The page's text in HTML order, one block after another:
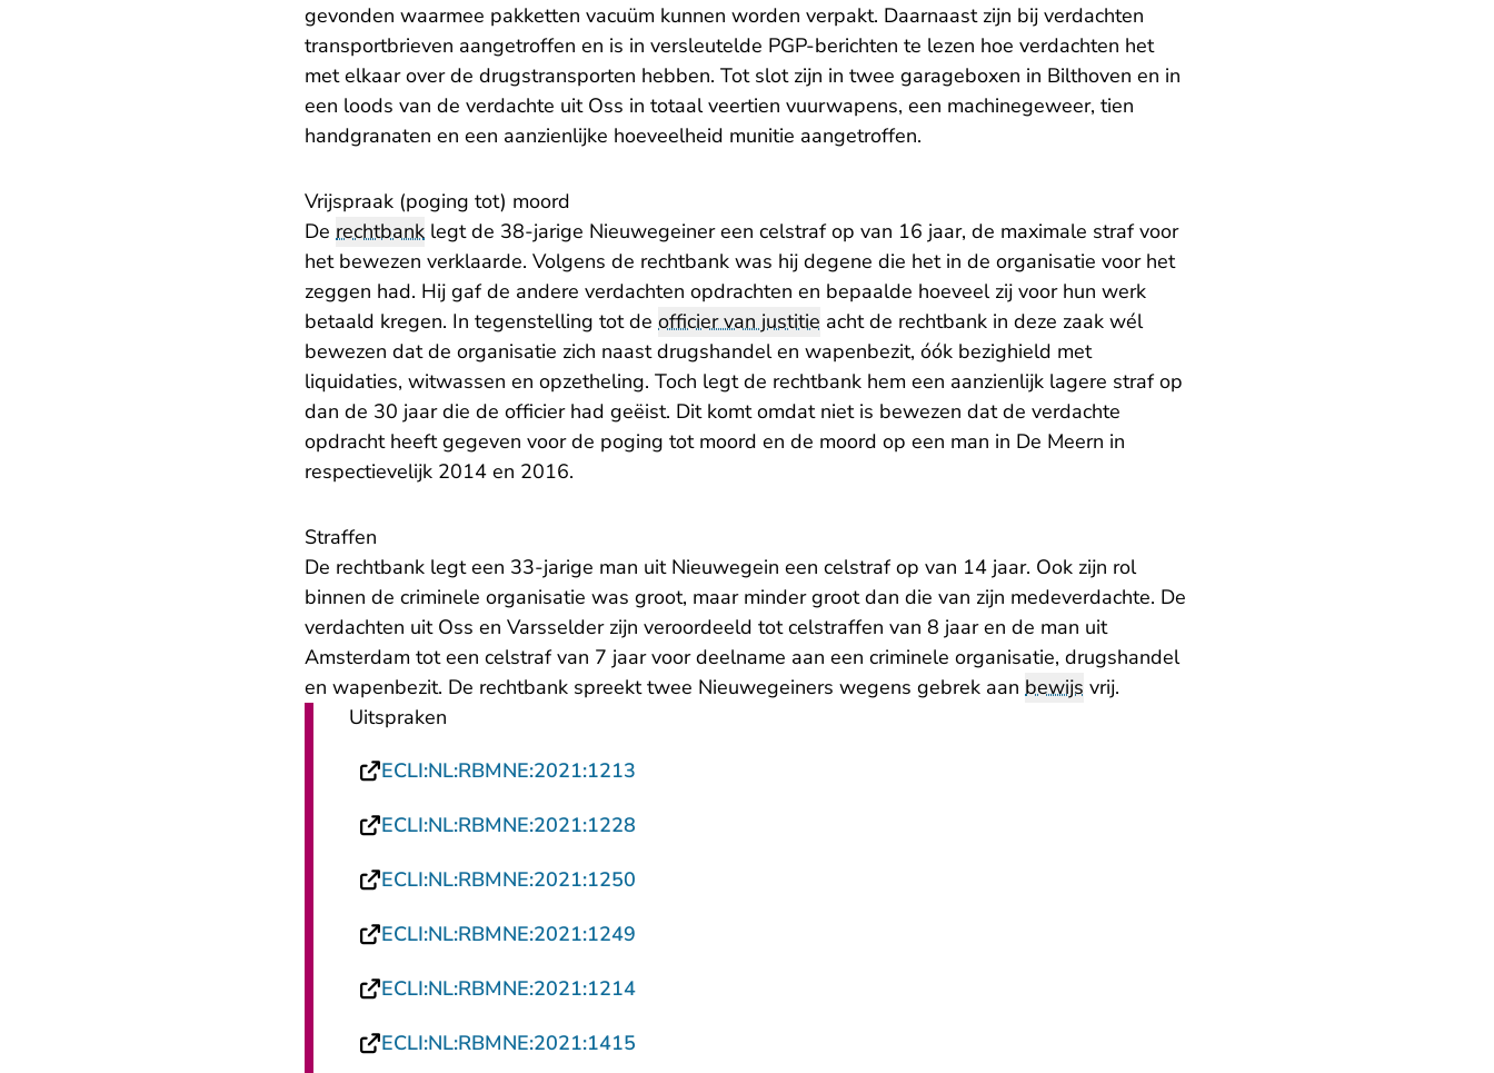
gevonden waarmee pakketten vacuüm kunnen worden verpakt. Daarnaast zijn bij verdachten
transportbrieven aangetroffen en is in versleutelde PGP-berichten te lezen hoe verdachten het
met elkaar over de drugstransporten hebben. Tot slot zijn in twee garageboxen in Bilthoven en in
een loods van de verdachte uit Oss in totaal veertien vuurwapens, een machinegeweer, tien
handgranaten en een aanzienlijke hoeveelheid munitie aangetroffen.
Vrijspraak (poging tot) moord
De rechtbank legt de 38-jarige Nieuwegeiner een celstraf op van 16 jaar, de maximale straf voor
het bewezen verklaarde. Volgens de rechtbank was hij degene die het in de organisatie voor het
zeggen had. Hij gaf de andere verdachten opdrachten en bepaalde hoeveel zij voor hun werk
betaald kregen. In tegenstelling tot de officier van justitie acht de rechtbank in deze zaak wél
bewezen dat de organisatie zich naast drugshandel en wapenbezit, óók bezighield met
liquidaties, witwassen en opzetheling. Toch legt de rechtbank hem een aanzienlijk lagere straf op
dan de 30 jaar die de officier had geëist. Dit komt omdat niet is bewezen dat de verdachte
opdracht heeft gegeven voor de poging tot moord en de moord op een man in De Meern in
respectievelijk 2014 en 2016.
Straffen
De rechtbank legt een 33-jarige man uit Nieuwegein een celstraf op van 14 jaar. Ook zijn rol
binnen de criminele organisatie was groot, maar minder groot dan die van zijn medeverdachte. De
verdachten uit Oss en Varsselder zijn veroordeeld tot celstraffen van 8 jaar en de man uit
Amsterdam tot een celstraf van 7 jaar voor deelname aan een criminele organisatie, drugshandel
en wapenbezit. De rechtbank spreekt twee Nieuwegeiners wegens gebrek aan bewijs vrij.
Uitspraken
ECLI:NL:RBMNE:2021:1213
ECLI:NL:RBMNE:2021:1228
ECLI:NL:RBMNE:2021:1250
ECLI:NL:RBMNE:2021:1249
ECLI:NL:RBMNE:2021:1214- U verlaat Rechtspraak.nl
ECLI:NL:RBMNE:2021:1415